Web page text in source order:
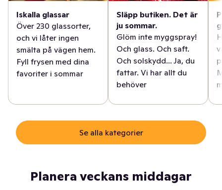
Iskalla glassar
Över 230 glassorter,
och vi låter ingen
smälta på vägen hem.
Fyll frysen med dina
favoriter i sommar
Släpp butiken. Det är
ju sommar.
Glöm inte myggspray!
Och glass. Och saft.
Och solskydd... Ja, du
fattar. Vi har allt du
behöver
Se alla kategorier
Planera veckans middagar